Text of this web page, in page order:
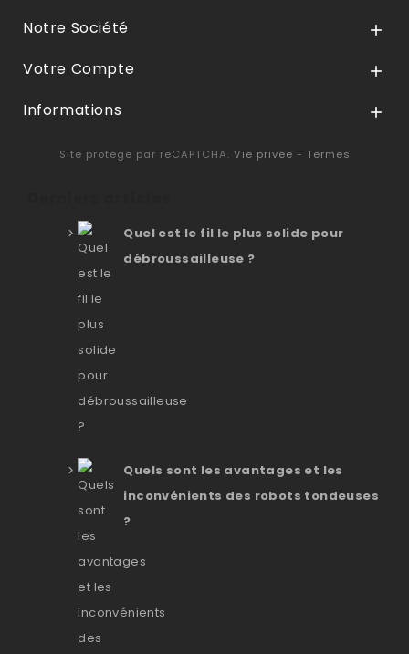
Notre Société 
Votre Compte 
Informations 
Site protégé par reCAPTCHA. Vie privée - Termes
Quel est le fil le plus solide pour
débroussailleuse ?
Quels sont les avantages et les
inconvénients des robots tondeuses
?